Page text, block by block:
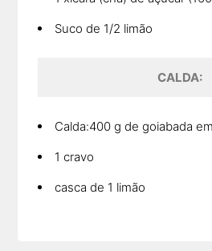
Suco de 1/2 limão
CALDA:
Calda:400 g de goiabada
1 cravo
casca de 1 limão